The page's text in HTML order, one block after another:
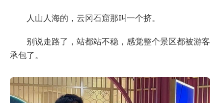
人山人海的，云冈石窟那叫一个挤。
别说走路了，站都站不稳，感觉整个景区都被游客
承包了。